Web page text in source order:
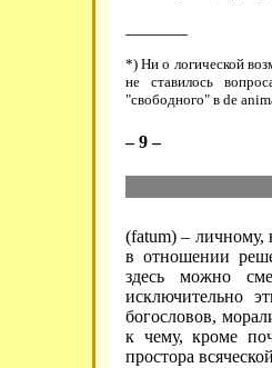
*) Ни о логической
не ставилось
"свободного" в de
– 9 –
(fatum) – личному,
в отношении
здесь можно
исключительно
богословов,
к чему, кроме
простора